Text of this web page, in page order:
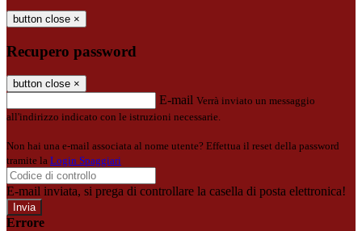
button close ×
Recupero password
button close ×
E-mail Verrà inviato un messaggio
all'indirizzo indicato con le istruzioni necessarie.
Non hai una e-mail associata al nome utente? Effettua il reset della password
tramite la Login Spaggiari
E-mail inviata, si prega di controllare la casella di posta elettronica!
Errore